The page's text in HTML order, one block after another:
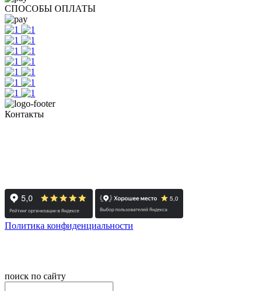
СПОСОБЫ ОПЛАТЫ
Контакты
Политика конфиденциальности
поиск по сайту